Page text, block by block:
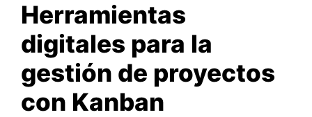
Herramientas
digitales para la
gestión de proyectos
con Kanban